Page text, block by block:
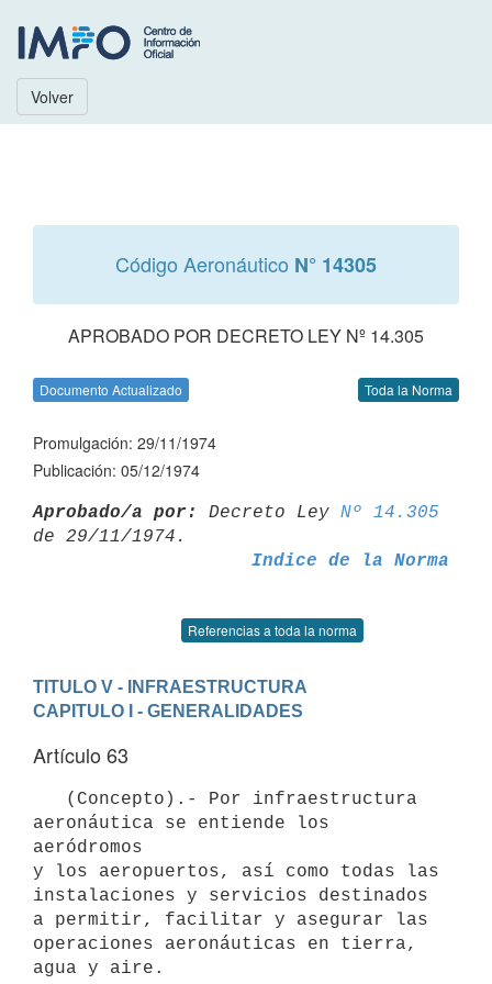
Volver
Código Aeronáutico N° 14305
APROBADO POR DECRETO LEY Nº 14.305
Documento Actualizado Toda la Norma
Promulgación: 29/11/1974
Publicación: 05/12/1974
Aprobado/a por: Decreto Ley Nº 14.305
Indice de la Norma
Referencias a toda la norma
TITULO V - INFRAESTRUCTURA
CAPITULO I - GENERALIDADES
Artículo 63
aeronáutica se entiende los
aeródromos
y los aeropuertos, así como todas las
instalaciones y servicios destinados
a permitir, facilitar y asegurar las
operaciones aeronáuticas en tierra,